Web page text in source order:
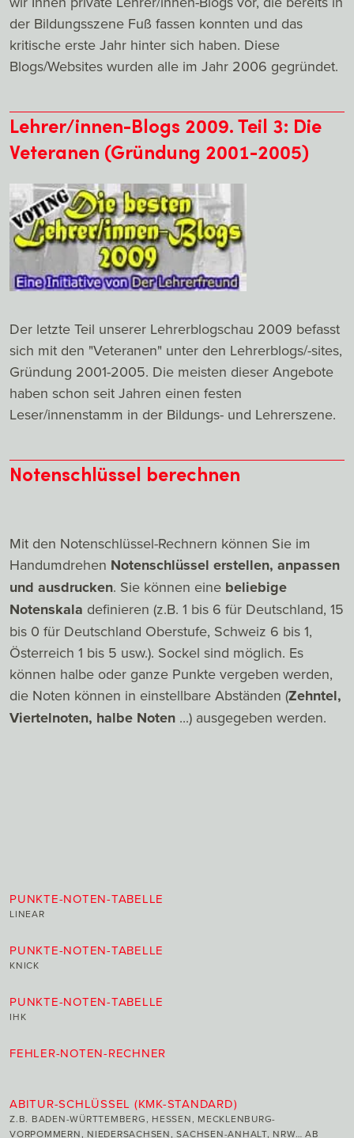
der Bildungsszene Fuß fassen konnten und das
kritische erste Jahr hinter sich haben. Diese
Blogs/Websites wurden alle im Jahr 2006 gegründet.
Lehrer/innen-Blogs 2009. Teil 3: Die
Veteranen (Gründung 2001-2005)
Der letzte Teil unserer Lehrerblogschau 2009 befasst
sich mit den "Veteranen" unter den Lehrerblogs/-sites,
Gründung 2001-2005. Die meisten dieser Angebote
haben schon seit Jahren einen festen
Leser/innenstamm in der Bildungs- und Lehrerszene.
Notenschlüssel berechnen
Mit den Notenschlüssel-Rechnern können Sie im
Handumdrehen Notenschlüssel erstellen, anpassen
und ausdrucken. Sie können eine beliebige
Notenskala definieren (z.B. 1 bis 6 für Deutschland, 15
bis 0 für Deutschland Oberstufe, Schweiz 6 bis 1,
Österreich 1 bis 5 usw.). Sockel sind möglich. Es
können halbe oder ganze Punkte vergeben werden,
die Noten können in einstellbare Abständen (Zehntel,
Viertelnoten, halbe Noten ...) ausgegeben werden.
PUNKTE-NOTEN-TABELLE
LINEAR
PUNKTE-NOTEN-TABELLE
KNICK
PUNKTE-NOTEN-TABELLE
IHK
FEHLER-NOTEN-RECHNER
ABITUR-SCHLÜSSEL (KMK-STANDARD)
Z.B. BADEN-WÜRTTEMBERG, HESSEN, MECKLENBURG-
VORPOMMERN, NIEDERSACHSEN, SACHSEN-ANHALT, NRW… AB